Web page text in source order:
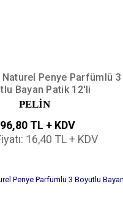
Penye Parfümlü 3
Bayan Patik 12'li
PELİN
TL + KDV
16,40 TL + KDV